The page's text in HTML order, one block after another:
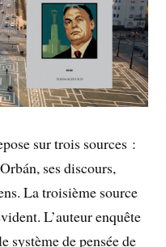
sur trois sources :
ses discours,
La troisième source
L’auteur enquête
système de pensée de